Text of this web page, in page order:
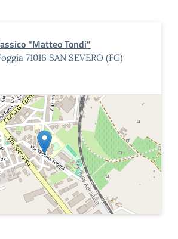
“Matteo Tondi”
71016 SAN SEVERO (FG)